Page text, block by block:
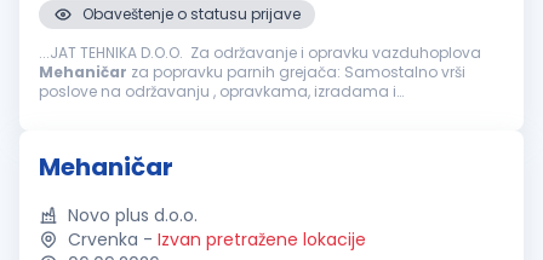
Obaveštenje o statusu prijave
...JAT TEHNIKA D.O.O. Za održavanje i opravku vazduhoplova
Mehaničar za popravku parnih grejača: Samostalno vrši
poslove na održavanju , opravkama, izradama i
Mehaničar
Novo plus d.o.o.
Crvenka - Izvan pretražene lokacije